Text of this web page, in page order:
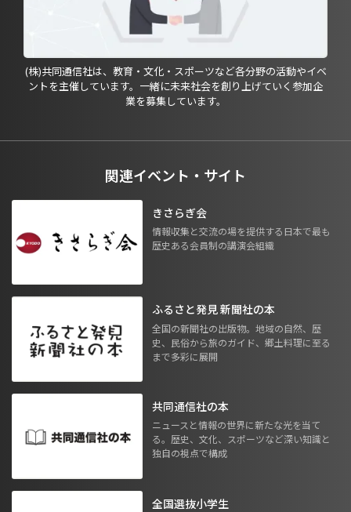
(株)共同通信社は、教育・文化・スポーツなど各分野の活動やイベ
ントを主催しています。一緒に未来社会を創り上げていく参加企
業を募集しています。
関連イベント・サイト
きさらぎ会
情報収集と交流の場を提供する日本で最も
歴史ある会員制の講演会組織
ふるさと発見 新聞社の本
全国の新聞社の出版物。地域の自然、歴
史、民俗から旅のガイド、郷土料理に至る
まで多彩に展開
共同通信社の本
ニュースと情報の世界に新たな光を当て
る。歴史、文化、スポーツなど深い知識と
独自の視点で構成
全国選抜小学生